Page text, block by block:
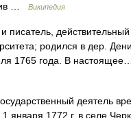
… Википедия
родился в дер.
1765 года. В
деятель
1772 г. в селе